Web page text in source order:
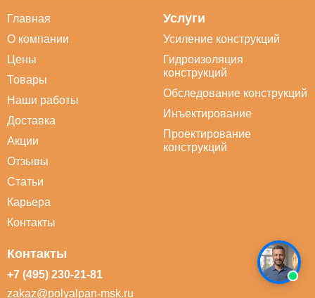
Главная
О компании
Цены
Товары
Наши работы
Доставка
Акции
Отзывы
Статьи
Карьера
Контакты
Услуги
Усиление конструкций
Гидроизоляция
конструкций
Обследование конструкций
Инъектирование
Проектирование
конструкций
Контакты
+7 (495) 230-21-81
zakaz@polyalpan-msk.ru